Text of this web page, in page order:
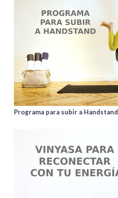
Programa para subir a Handstand